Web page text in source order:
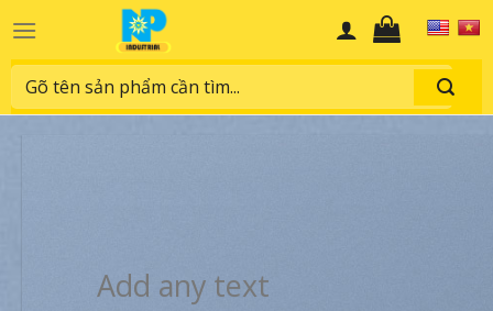
to
content
Search
for:
Add any text